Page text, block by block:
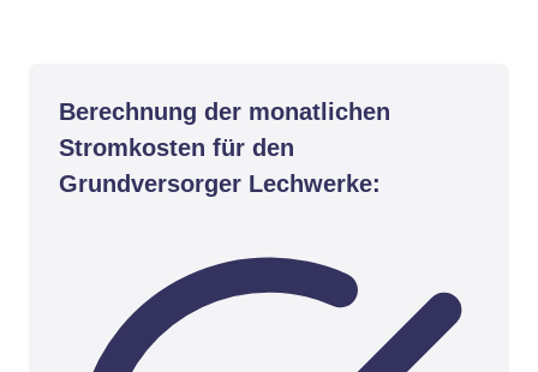
Berechnung der monatlichen
Stromkosten für den
Grundversorger Lechwerke: